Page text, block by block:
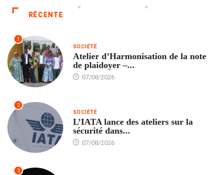
RÉCENTE
1
SOCIÉTÉ
Atelier d’Harmonisation de la note
de plaidoyer –...
07/08/2026
2
SOCIÉTÉ
L’IATA lance des ateliers sur la
sécurité dans...
07/08/2026
3